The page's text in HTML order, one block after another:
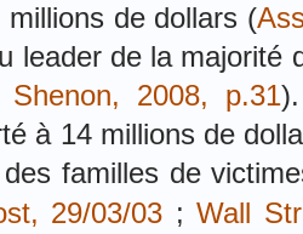
de dollars (
leader de la
Shenon, 2008, p.31
à 14 millions de
familles de
29/03/03 ; Wall